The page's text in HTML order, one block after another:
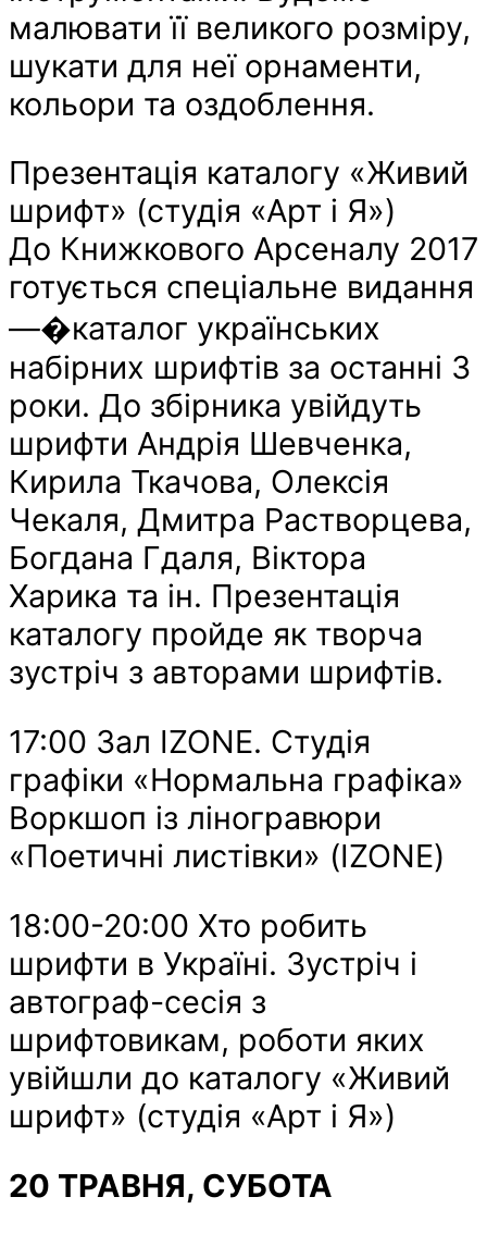
малювати її великого розміру,
шукати для неї орнаменти,
кольори та оздоблення.
Презентація каталогу «Живий
шрифт» (студія «Арт і Я»)
До Книжкового Арсеналу 2017
готується спеціальне видання
—�каталог українських
набірних шрифтів за останні 3
роки. До збірника увійдуть
шрифти Андрія Шевченка,
Кирила Ткачова, Олексія
Чекаля, Дмитра Растворцева,
Богдана Гдаля, Віктора
Харика та ін. Презентація
каталогу пройде як творча
зустріч з авторами шрифтів.
17:00 Зал IZONE. Студія
графіки «Нормальна графіка»
Воркшоп із ліногравюри
«Поетичні листівки» (IZONE)
18:00-20:00 Хто робить
шрифти в Україні. Зустріч і
автограф-сесія з
шрифтовикам, роботи яких
увійшли до каталогу «Живий
шрифт» (студія «Арт і Я»)
20 ТРАВНЯ, СУБОТА